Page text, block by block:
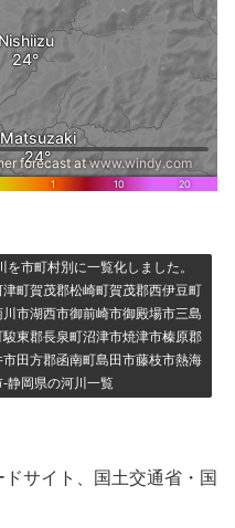
市町村別に一覧化しました。
町賀茂郡松崎町賀茂郡西伊豆町
市湖西市御前崎市御殿場市三島
東郡長泉町沼津市焼津市榛原郡
田方郡函南町島田市藤枝市熱海
静岡県の河川一覧
サイト、国土交通省・国